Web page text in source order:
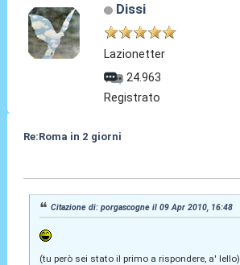
Dissi
Lazionetter
24.963
Registrato
Re:Roma in 2 giorni
Citazione di: porgascogne il 09 Apr 2010, 16:48
(tu però sei stato il primo a rispondere, a' lello)